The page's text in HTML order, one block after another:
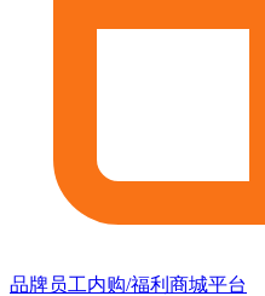
品牌员工内购/福利商城平台